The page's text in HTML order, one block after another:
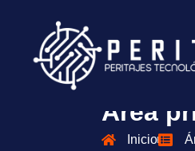
Área
Inicio